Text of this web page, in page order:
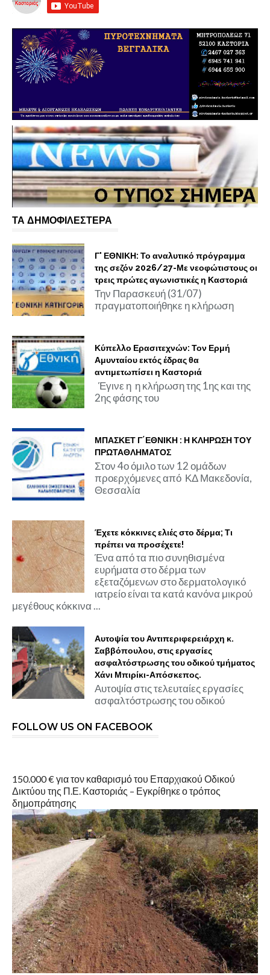
ΤΑ ΔΗΜΟΦΙΛΕΣΤΕΡΑ
Γ' ΕΘΝΙΚΗ: Το αναλυτικό πρόγραμμα
της σεζόν 2026/27-Με νεοφώτιστους οι
τρεις πρώτες αγωνιστικές η Καστοριά
Την Παρασκευή (31/07)
πραγματοποιήθηκε η κλήρωση
Κύπελλο Ερασιτεχνών: Τον Ερμή
Αμυνταίου εκτός έδρας θα
αντιμετωπίσει η Καστοριά
Έγινε η η κλήρωση της 1ης και της
2ης φάσης του
ΜΠΑΣΚΕΤ Γ΄ΕΘΝΙΚΗ : Η ΚΛΗΡΩΣΗ ΤΟΥ
ΠΡΩΤΑΘΛΗΜΑΤΟΣ
Στον 4ο όμιλο των 12 ομάδων
προερχόμενες από ΚΔ Μακεδονία,
Θεσσαλία
Έχετε κόκκινες ελιές στο δέρμα; Τι
πρέπει να προσέχετε!
Ένα από τα πιο συνηθισμένα
ευρήματα στο δέρμα των
εξεταζόμενων στο δερματολογικό
ιατρείο είναι τα κατά κανόνα μικρού
μεγέθους κόκκινα ...
Αυτοψία του Αντιπεριφερειάρχη κ.
Σαββόπουλου, στις εργασίες
ασφαλτόστρωσης του οδικού τμήματος
Χάνι Μπιρίκι-Απόσκεπος.
Αυτοψία στις τελευταίες εργασίες
ασφαλτόστρωσης του οδικού
FOLLOW US ON FACEBOOK
150.000 € για τον καθαρισμό του Επαρχιακού Οδικού
Δικτύου της Π.Ε. Καστοριάς – Εγκρίθηκε ο τρόπος
δημοπράτησης